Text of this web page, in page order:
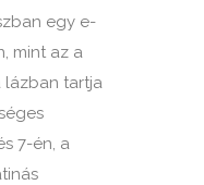
egy e-
mint az a
lázban tartja
7-én, a